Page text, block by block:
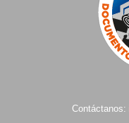
Contáctanos: